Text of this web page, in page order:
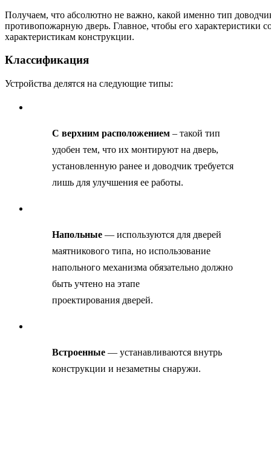
Получаем, что абсолютно не важно, какой именно тип
противопожарную дверь. Главное, чтобы его характеристики
характеристикам конструкции.
Классификация
Устройства делятся на следующие типы:
С верхним расположением – такой тип
удобен тем, что их монтируют на дверь,
установленную ранее и доводчик требуется
лишь для улучшения ее работы.
Напольные — используются для дверей
маятникового типа, но использование
напольного механизма обязательно должно
быть учтено на этапе
проектирования дверей.
Встроенные — устанавливаются внутрь
конструкции и незаметны снаружи.